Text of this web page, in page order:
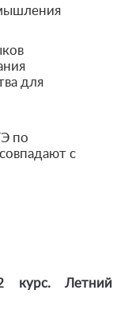
для
по
с
курс. Летний